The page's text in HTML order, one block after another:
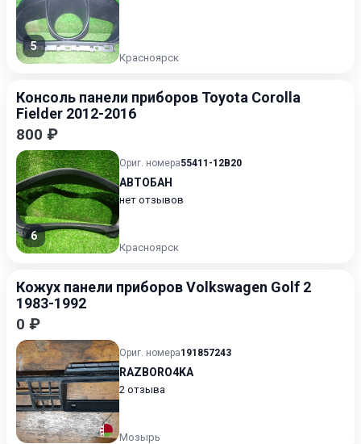
5
Красноярск
Консоль панели приборов Toyota Corolla
Fielder 2012-2016
800 ₽
6
Ориг. номера55411-12B20
АВТОБАН
нет отзывов
Красноярск
Кожух панели приборов Volkswagen Golf 2
1983-1992
0 ₽
Ориг. номера191857243
RAZBORO4KA
2 отзыва
Мозырь